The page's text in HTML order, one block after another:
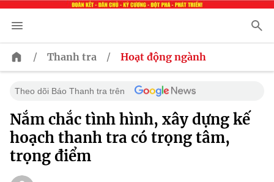
/ Thanh tra / Hoạt động ngành
Theo dõi Báo Thanh tra trên
Nắm chắc tình hình, xây dựng kế
hoạch thanh tra có trọng tâm,
trọng điểm